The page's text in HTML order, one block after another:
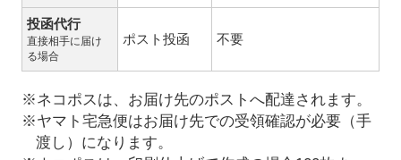
投函代行
直接相手に届け
る場合
ポスト投函 不要
※ネコポスは、お届け先のポストへ配達されます。
※ヤマト宅急便はお届け先での受領確認が必要（手
渡し）になります。